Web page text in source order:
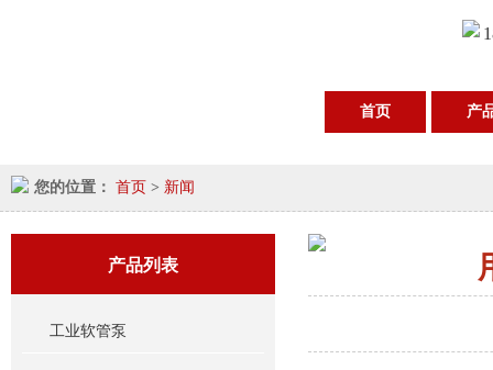
首页 产
您的位置： 首页 > 新闻
产品列表
工业软管泵